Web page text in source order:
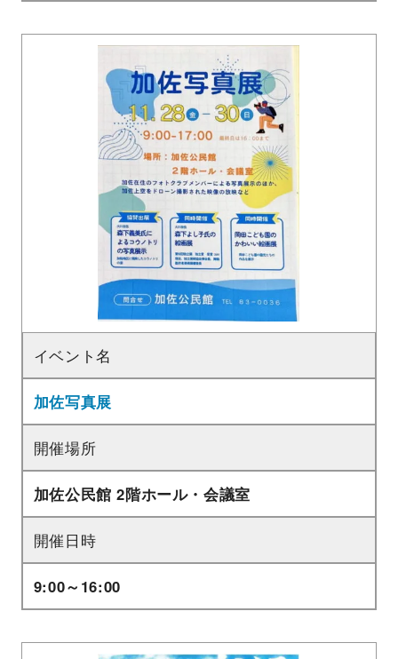
イベント名
加佐写真展
開催場所
加佐公民館 2階ホール・会議室
開催日時
9:00～16:00